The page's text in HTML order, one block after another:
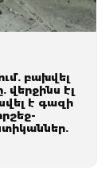
բախվել
վերջինս էլ
է գազի